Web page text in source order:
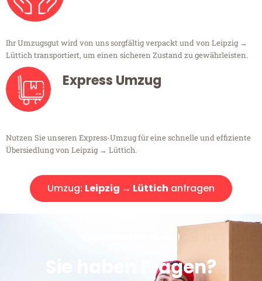
Ihr Umzugsgut wird von uns sorgfältig verpackt und von Leipzig →
Lüttich transportiert, um einen sicheren Zustand zu gewährleisten.
Express Umzug
Nutzen Sie unseren Express-Umzug für eine schnelle und effiziente
Übersiedlung von Leipzig → Lüttich.
Umzug: Leipzig → Lüttich anfragen
Kostenlose Beratung!
Sie haben Fragen?